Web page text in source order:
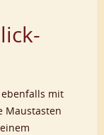
mit
Maustasten